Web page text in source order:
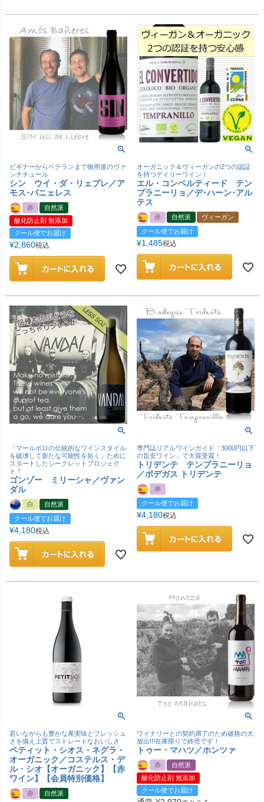
ビギナーからベテランまで御用達のヴァ
ンナチュール
シン ウイ・ダ・リェブレ／ア
モス･バニェレス
赤
自然派
酸化防止剤 無添加
クール便でお届け
¥2,860税込
オーガニック＆ヴィーガンの2つの認証
を持つデイリーワイン！
エル・コンベルティード テン
プラニーリョ／デ･ハーン･アル
テス
赤 自然派
ヴィーガン
クール便でお届け
¥1,485税込
「マールボロの伝統的なワインスタイル
を破壊して新たな可能性を拓く」ために
スタートしたシークレットプロジェク
ト！
ゴンゾー ミリーシャ／ヴァン
ダル
白
自然派
クール便でお届け
¥4,180税込
専門誌リアルワインガイド「3000円以下
の旨安ワイン」で大賞受賞！
トリデンテ テンプラニーリョ
／ボデガス トリデンテ
赤
クール便でお届け
¥4,180税込
若いながらも豊かな果実味とフレッシュ
さを備え上質でストレートなおいしさ
ペティット・シオス・ネグラ・
オーガニック／コステルス・デ
ル・シオ【オーガニック】【赤
ワイン】【会員特別価格】
赤 自然派
ワイナリーとの契約満了のため破格の大
放出!!!在庫限りで終売です！
トゥー・マハツ／ホンツァ
赤
自然派
酸化防止剤 無添加
クール便でお届け